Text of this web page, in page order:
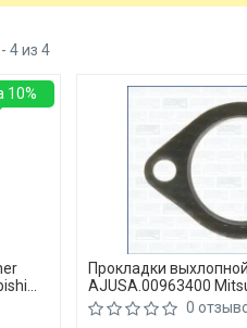
4 из 4
10%
Прокладки
AJUSA.00963400
0